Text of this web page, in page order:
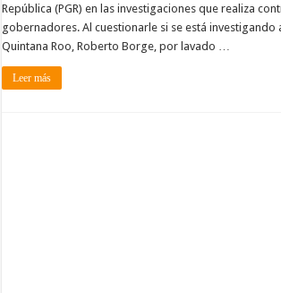
República (PGR) en las investigaciones que realiza
gobernadores. Al cuestionarle si se está
Quintana Roo, Roberto Borge, por lavado …
Leer más